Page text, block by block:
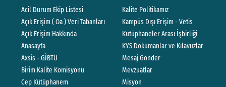
Acil Durum Ekip Listesi
Açık Erişim ( Oa ) Veri Tabanları
Açık Erişim Hakkında
Anasayfa
Axsis - GİBTÜ
Birim Kalite Komisyonu
Cep Kütüphanem
Kalite Politikamız
Kampüs Dışı Erişim - Vetis
Kütüphaneler Arası İşbirliği
KYS Dokümanlar ve Kılavuzlar
Mesaj Gönder
Mevzuatlar
Misyon